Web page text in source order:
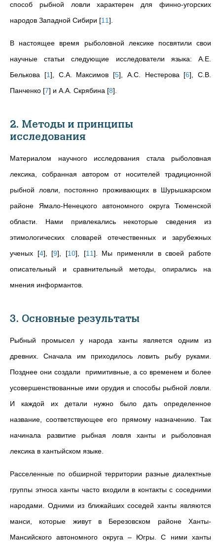
способ рыбной ловли характерен для финно-угорских
народов Западной Сибири [11]
В настоящее время рыболовной лексике посвятили свои
научные статьи следующие исследователи языка: А.Е.
Белькова [1] , С.А. Максимов [5] , А.С. Нестерова [6] , С.В.
Панченко [7] и А.А. Скрябина [8]
2. Методы и принципы
исследования
Материалом научного исследования стала рыболовная
лексика, собранная автором от носителей традиционной
рыбной ловли, постоянно проживающих в Шурышкарском
районе Ямало-Ненецкого автономного округа Тюменской
области. Нами привлекались некоторые сведения из
этимологических словарей отечественных и зарубежных
ученых [4] [9] [10] [11] . Мы применяли в своей работе
описательный и сравнительный методы, опирались на
мнения информантов.
3. Основные результаты
Рыбный промысел у народа ханты является одним из
древних. Сначала им приходилось ловить рыбу руками.
Позднее они создали примитивные, а со временем и более
усовершенствованные ими орудия и способы рыбной ловли.
И каждой их детали нужно было дать определенное
название, соответствующее его прямому назначению. Так
начинала развитие рыбная ловля ханты и рыболовная
лексика в хантыйском языке.
Расселенные по обширной территории разные диалектные
группы этноса ханты часто входили в контакты с соседними
народами. Одними из ближайших соседей ханты являются
манси, которые живут в Березовском районе Ханты-
Мансийского автономного округа – Югры. С ними ханты